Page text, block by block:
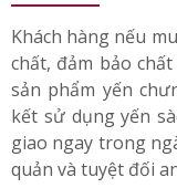
Khách hàng nếu
chất, đảm bảo
sản phẩm yến
kết sử dụng yến
giao ngay trong
quản và tuyệt đối